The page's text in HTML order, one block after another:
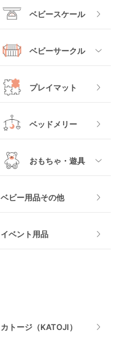
ベビーカーその他
すべて
テーブルチェア
ベビースケール
ベビーサークル
すべて
木製
マット製
プレイマット
ベッドメリー
おもちゃ・遊具
ベビー用品その他
イベント用品
カトージ（KATOJI）